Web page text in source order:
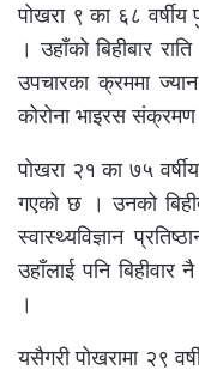
पोखरा ९ का ६८
। उहाँको बिहीबार
उपचारका क्रममा
कोरोना भाइरस संक्रमण
पोखरा २१ का ७५
गएको छ । उनको
स्वास्थ्यविज्ञान
उहाँलाई पनि बिहीवार
।
यसैगरी पोखरामा २९